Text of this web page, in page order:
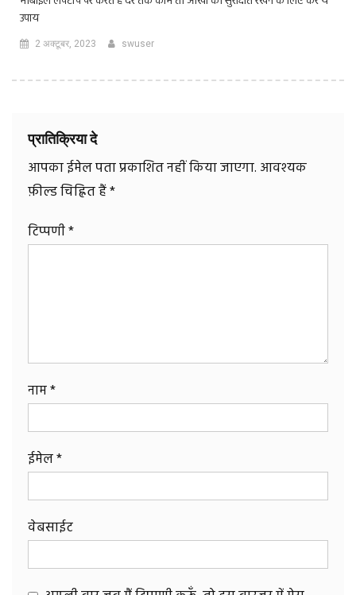
उपाय
2 अक्टूबर, 2023 swuser
प्रातिक्रिया दे
आपका ईमेल पता प्रकाशित नहीं किया जाएगा. आवश्यक
फ़ील्ड चिह्नित हैं*
टिप्पणी*
नाम*
ईमेल*
वेबसाईट